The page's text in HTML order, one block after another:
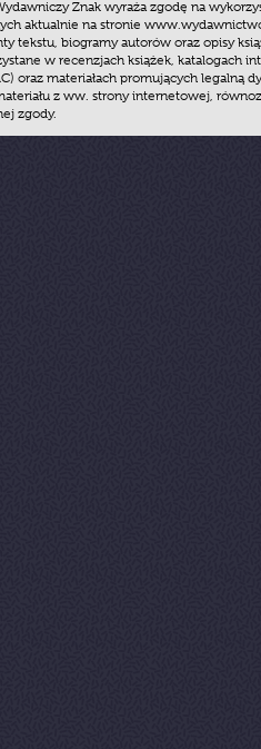
Znak wyraża zgodę na
aktualnie na stronie
tekstu, biogramy autorów oraz opisy
w recenzjach książek, katalogach
oraz materiałach promujących legalną
z ww. strony internetowej,
zgody.